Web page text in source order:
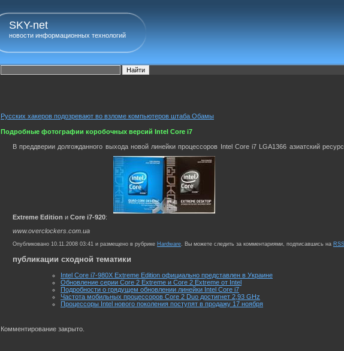
SKY-net
новости информационных технологий
Русских хакеров подозревают во взломе компьютеров штаба Обамы
Подробные фотографии коробочных версий Intel Core i7
В преддверии долгожданного выхода новой линейки процессоров Intel Core i7 LGA1366 азиатский
Extreme Edition и Core i7-920:
www.overclockers.com.ua
Опубликовано 10.11.2008 03:41 и размещено в рубрике Hardware. Вы можете следить за комментариями, подписавшись на
публикации сходной тематики
Intel Core i7-980X Extreme Edition официально представлен в Украине
Обновление серии Core 2 Extreme и Core 2 Extreme от Intel
Подробности о грядущем обновлении линейки Intel Core i7
Частота мобильных процессоров Core 2 Duo достигнет 2,93 GHz
Процессоры Intel нового поколения поступят в продажу 17 ноября
Комментирование закрыто.